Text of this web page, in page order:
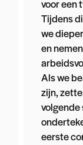
voor een
Tijdens
we
en
Als we
zijn,
volgende
eerste